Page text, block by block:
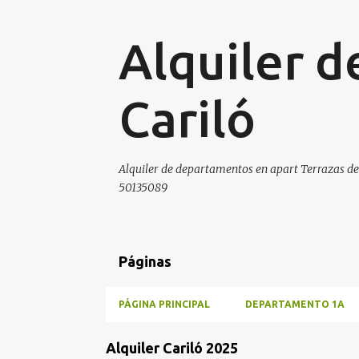
Alquiler
Cariló
Alquiler de departamentos en apart Terrazas
50135089
Páginas
PÁGINA PRINCIPAL DEPARTAMENTO 1A
E
Alquiler Cariló 2025